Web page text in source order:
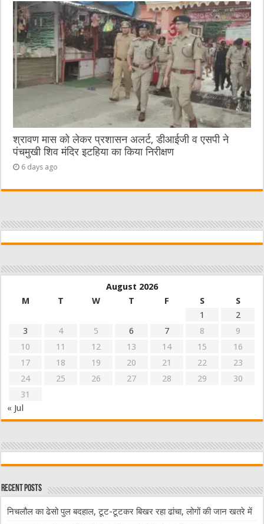
श्रावण मास को लेकर प्रशासन अलर्ट, डीआईजी व एसपी ने
पंचमुखी शिव मंदिर इटहिया का किया निरीक्षण
6 days ago
August 2026
M
T W T F S
S
1
2
3
4 5 6 7 8
9
10
11 12 13 14 15
16
17
18 19 20 21 22
23
24
25 26 27 28 29
30
31
« Jul
Recent Posts
निचलौल का ढेसो पुल बदहाल, टूट-टूटकर बिखर रहा ढांचा, लोगों की जान खतरे में